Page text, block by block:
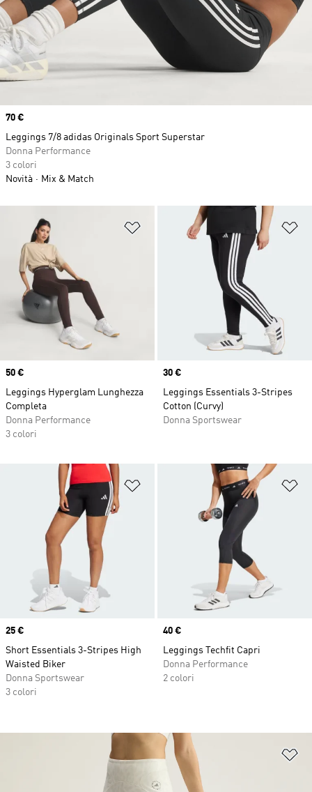
Aggiungi alla lista dei desideri
Price
50 €
Leggings Hyperglam Lunghezza
Completa
Donna Performance
3 colori
Price
30 €
Leggings Essentials 3-Stripes
Cotton (Curvy)
Donna Sportswear
Aggiungi alla lista dei desideri
Price
25 €
Short Essentials 3-Stripes High
Waisted Biker
Donna Sportswear
3 colori
Price
40 €
Leggings Techfit Capri
Donna Performance
2 colori
Price
70 €
Leggings 7/8 adidas Originals Sport Superstar
Donna Performance
3 colori
Novità
Mix & Match